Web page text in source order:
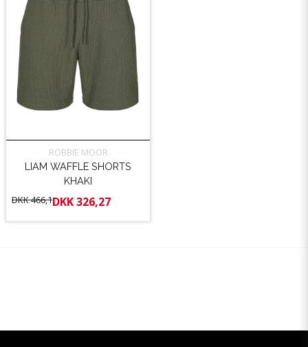
ROBBIE MOOR
LIAM WAFFLE SHORTS
KHAKI
DKK 466,1DKK 326,27